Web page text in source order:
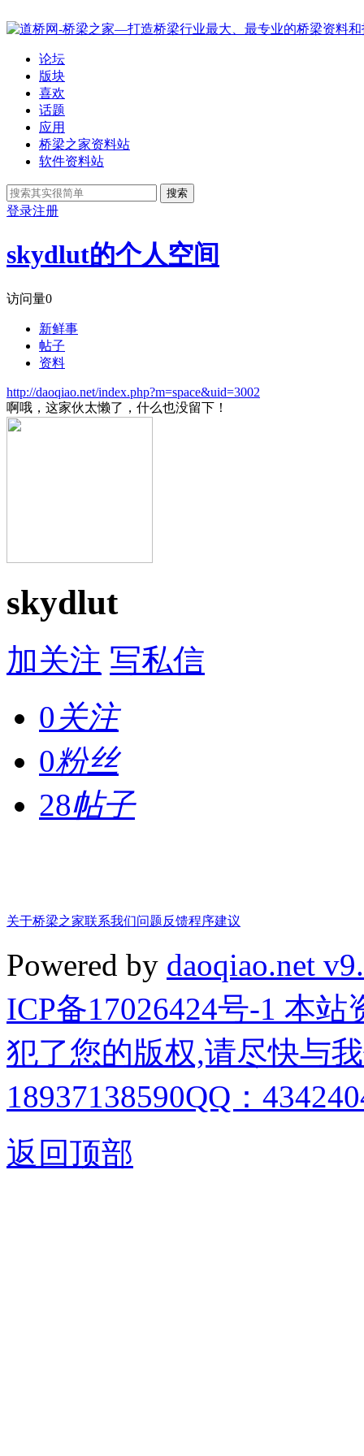
论坛
版块
喜欢
话题
应用
桥梁之家资料站
软件资料站
搜索
登录注册
skydlut的个人空间
访问量0
新鲜事
帖子
资料
http://daoqiao.net/index.php?m=space&uid=3002
啊哦，这家伙太懒了，什么也没留下！
skydlut
加关注 写私信
0关注
0粉丝
28帖子
关于桥梁之家联系我们问题反馈程序建议
Powered by daoqiao.net
ICP备17026424号-1 本
犯了您的版权,请尽快与
18937138590QQ：
返回顶部